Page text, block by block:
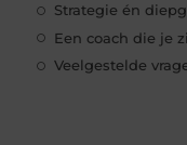
Strategie én
Een coach die je
Veelgestelde